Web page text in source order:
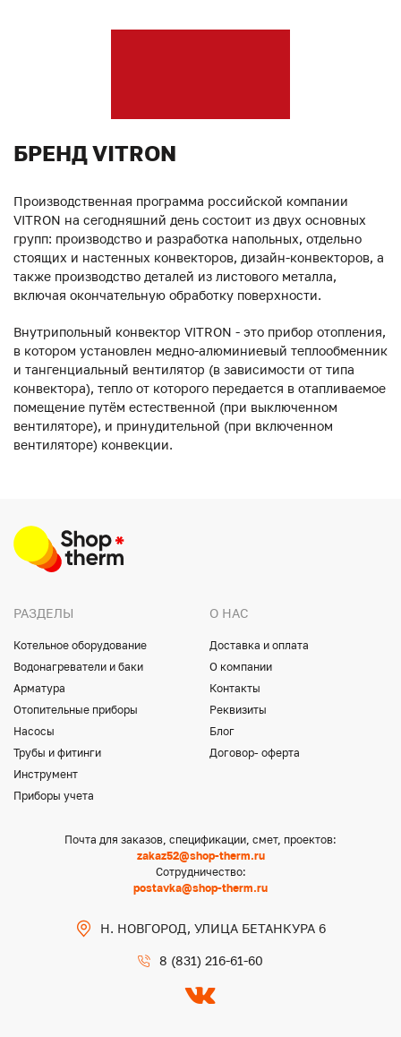
БРЕНД VITRON
Производственная программа российской компании
VITRON на сегодняшний день состоит из двух основных
групп: производство и разработка напольных, отдельно
стоящих и настенных конвекторов, дизайн-конвекторов, а
также производство деталей из листового металла,
включая окончательную обработку поверхности.
Внутрипольный конвектор VITRON - это прибор отопления,
в котором установлен медно-алюминиевый теплообменник
и тангенциальный вентилятор (в зависимости от типа
конвектора), тепло от которого передается в отапливаемое
помещение путём естественной (при выключенном
вентиляторе), и принудительной (при включенном
вентиляторе) конвекции.
РАЗДЕЛЫ
Котельное оборудование
Водонагреватели и баки
Арматура
Отопительные приборы
Насосы
Трубы и фитинги
Инструмент
Приборы учета
О НАС
Доставка и оплата
О компании
Контакты
Реквизиты
Блог
Договор- оферта
Почта для заказов, спецификации, смет, проектов:
zakaz52@shop-therm.ru
Сотрудничество:
postavka@shop-therm.ru
Н. НОВГОРОД, УЛИЦА БЕТАНКУРА 6
8 (831) 216-61-60